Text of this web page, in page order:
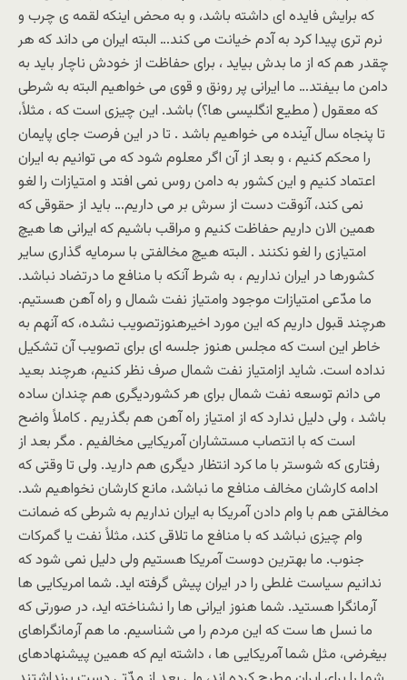
که برایش فایده ای داشته باشد، و به محض اینکه لقمه ی چرب و
نرم تری پیدا کرد به آدم خیانت می کند… البته ایران می داند که هر
چقدر هم که از ما بدش بیاید ، برای حفاظت از خودش ناچار باید به
دامن ما بیفتد… ما ایرانی پر رونق و قوی می خواهیم البته به شرطی
که معقول ( مطیع انگلیسی ها؟) باشد. این چیزی است که ، مثلاً،
تا پنجاه سال آینده می خواهیم باشد . تا در این فرصت جای پایمان
را محکم کنیم ، و بعد از آن اگر معلوم شود که می توانیم به ایران
اعتماد کنیم و این کشور به دامن روس نمی افتد و امتیازات را لغو
نمی کند، آنوقت دست از سرش بر می داریم… باید از حقوقی که
همین الان داریم حفاظت کنیم و مراقب باشیم که ایرانی ها هیچ
امتیازی را لغو نکنند . البته هیچ مخالفتی با سرمایه گذاری سایر
کشورها در ایران نداریم ، به شرط آنکه با منافع ما درتضاد نباشد.
ما مدّعی امتیازات موجود وامتیاز نفت شمال و راه آهن هستیم.
هرچند قبول داریم که این مورد اخیرهنوزتصویب نشده، که آنهم به
خاطر این است که مجلس هنوز جلسه ای برای تصویب آن تشکیل
نداده است. شاید ازامتیاز نفت شمال صرف نظر کنیم، هرچند بعید
می دانم توسعه نفت شمال برای هر کشوردیگری هم چندان ساده
باشد ، ولی دلیل ندارد که از امتیاز راه آهن هم بگذریم . کاملاً واضح
است که با انتصاب مستشاران آمریکایی مخالفیم . مگر بعد از
رفتاری که شوستر با ما کرد انتظار دیگری هم دارید. ولی تا وقتی که
ادامه کارشان مخالف منافع ما نباشد، مانع کارشان نخواهیم شد.
مخالفتی هم با وام دادن آمریکا به ایران نداریم به شرطی که ضمانت
وام چیزی نباشد که با منافع ما تلاقی کند، مثلاً نفت یا گمرکات
جنوب. ما بهترین دوست آمریکا هستیم ولی دلیل نمی شود که
ندانیم سیاست غلطی را در ایران پیش گرفته اید. شما امریکایی ها
آرمانگرا هستید. شما هنوز ایرانی ها را نشناخته اید، در صورتی که
ما نسل ها ست که این مردم را می شناسیم. ما هم آرمانگراهای
بیغرضی، مثل شما آمریکایی ها ، داشته ایم که همین پیشنهادهای